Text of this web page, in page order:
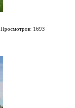
Просмотров: 1693